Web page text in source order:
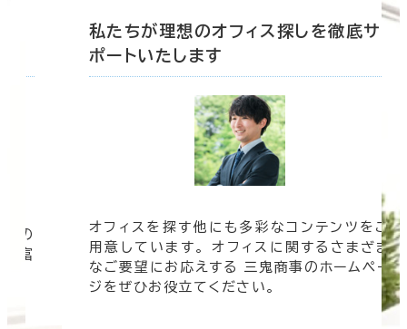
の
豊富
私たちが理想のオフィス探しを徹底サ
ポートいたします
オフィスを探す他にも多彩なコンテンツをご
用意しています。 オフィスに関するさまざま
なご要望にお応えする 三鬼商事のホームペー
ジをぜひお役立てください。